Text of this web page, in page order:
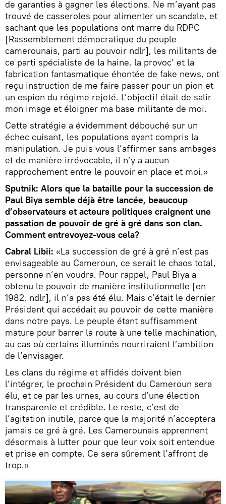
de garanties à gagner les élections. Ne m’ayant pas
trouvé de casseroles pour alimenter un scandale, et
sachant que les populations ont marre du RDPC
[Rassemblement démocratique du peuple
camerounais, parti au pouvoir ndlr], les militants de
ce parti spécialiste de la haine, la provoc’ et la
fabrication fantasmatique éhontée de fake news, ont
reçu instruction de me faire passer pour un pion et
un espion du régime rejeté. L’objectif était de salir
mon image et éloigner ma base militante de moi.
Cette stratégie a évidemment débouché sur un
échec cuisant, les populations ayant compris la
manipulation. Je puis vous l’affirmer sans ambages
et de manière irrévocable, il n’y a aucun
rapprochement entre le pouvoir en place et moi.»
Sputnik: Alors que la bataille pour la succession de
Paul Biya semble déjà être lancée, beaucoup
d’observateurs et acteurs politiques craignent une
passation de pouvoir de gré à gré dans son clan.
Comment entrevoyez-vous cela?
Cabral Libii: «La succession de gré à gré n’est pas
envisageable au Cameroun, ce serait le chaos total,
personne n’en voudra. Pour rappel, Paul Biya a
obtenu le pouvoir de manière institutionnelle [en
1982, ndlr], il n’a pas été élu. Mais c’était le dernier
Président qui accédait au pouvoir de cette manière
dans notre pays. Le peuple étant suffisamment
mature pour barrer la route à une telle machination,
au cas où certains illuminés nourriraient l’ambition
de l’envisager.
Les clans du régime et affidés doivent bien
l’intégrer, le prochain Président du Cameroun sera
élu, et ce par les urnes, au cours d’une élection
transparente et crédible. Le reste, c’est de
l’agitation inutile, parce que la majorité n’acceptera
jamais ce gré à gré. Les Camerounais apprennent
désormais à lutter pour que leur voix soit entendue
et prise en compte. Ce sera sûrement l’affront de
trop.»